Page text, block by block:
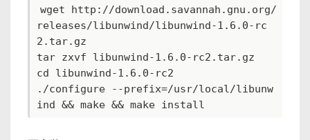
wget http://download.savannah.gnu.org/
releases/libunwind/libunwind-1.6.0-rc
2.tar.gz
tar zxvf libunwind-1.6.0-rc2.tar.gz
cd libunwind-1.6.0-rc2
./configure --prefix=/usr/local/libunw
ind && make && make install